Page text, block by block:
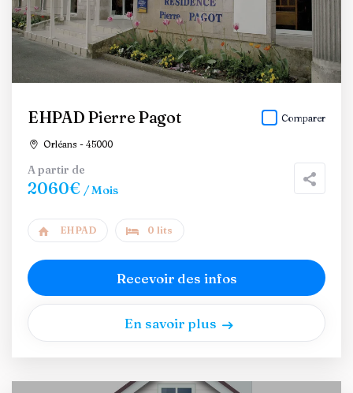
EHPAD Pierre Pagot
Orléans - 45000
Comparer
A partir de
2060€ / Mois
EHPAD 0 lits
Recevoir des infos
En savoir plus